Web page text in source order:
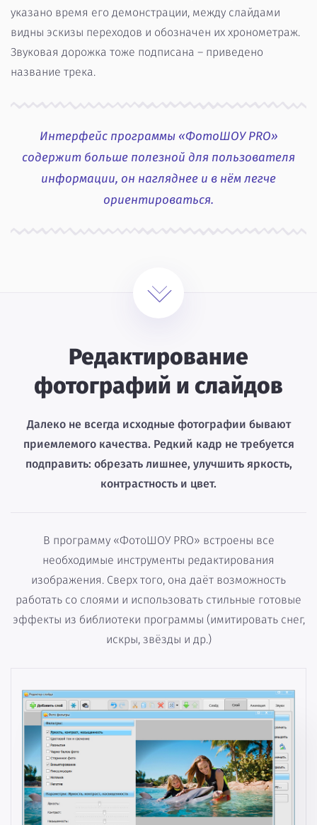
указано время его демонстрации, между слайдами
видны эскизы переходов и обозначен их хронометраж.
Звуковая дорожка тоже подписана – приведено
название трека.
Интерфейс программы «ФотоШОУ PRO»
содержит больше полезной для пользователя
информации, он нагляднее и в нём легче
ориентироваться.
Редактирование
фотографий и слайдов
Далеко не всегда исходные фотографии бывают
приемлемого качества. Редкий кадр не требуется
подправить: обрезать лишнее, улучшить яркость,
контрастность и цвет.
В программу «ФотоШОУ PRO» встроены все
необходимые инструменты редактирования
изображения. Сверх того, она даёт возможность
работать со слоями и использовать стильные готовые
эффекты из библиотеки программы (имитировать снег,
искры, звёзды и др.)